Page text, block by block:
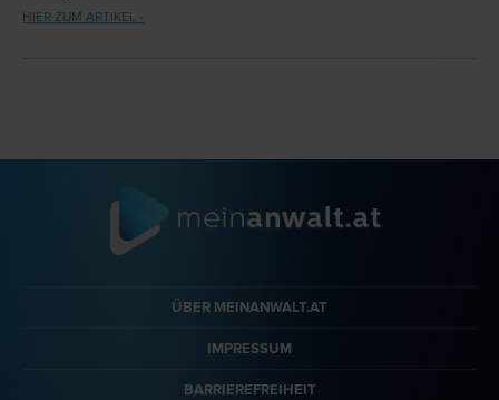
HIER ZUM ARTIKEL ›
ÜBER MEINANWALT.AT
IMPRESSUM
BARRIEREFREIHEIT